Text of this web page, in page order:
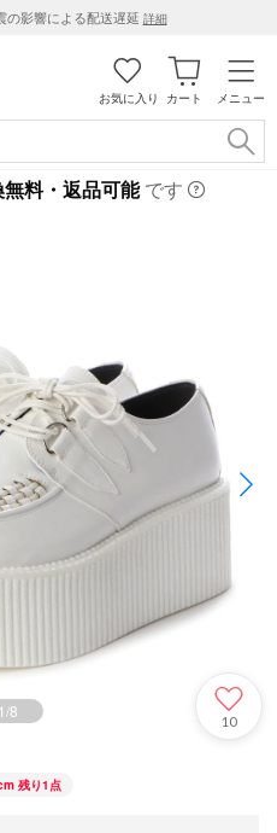
の影響による配送遅延 詳細
メニュー
カート
お気に入り
料・返品可能です
1/8
10
残り1点